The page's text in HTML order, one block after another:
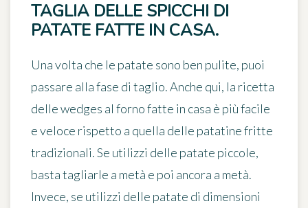
TAGLIA DELLE SPICCHI DI
PATATE FATTE IN CASA.
Una volta che le patate sono ben pulite, puoi
passare alla fase di taglio. Anche qui, la ricetta
delle wedges al forno fatte in casa è più facile
e veloce rispetto a quella delle patatine fritte
tradizionali. Se utilizzi delle patate piccole,
basta tagliarle a metà e poi ancora a metà.
Invece, se utilizzi delle patate di dimensioni